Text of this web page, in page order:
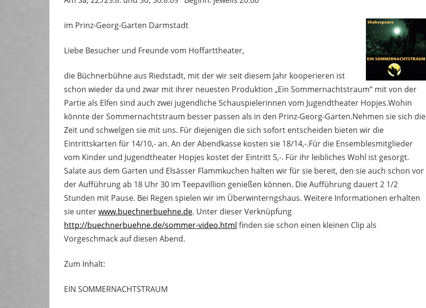
im Prinz-Georg-Garten Darmstadt
Liebe Besucher und Freunde vom Hoffarttheater,
die Büchnerbühne aus Riedstadt, mit der wir seit diesem Jahr kooperieren ist
schon wieder da und zwar mit ihrer neuesten Produktion „Ein Sommernachtstraum“ mit von der
Partie als Elfen sind auch zwei jugendliche Schauspielerinnen vom Jugendtheater Hopjes.Wohin
könnte der Sommernachtstraum besser passen als in den Prinz-Georg-Garten.Nehmen sie sich die
Zeit und schwelgen sie mit uns. Für diejenigen die sich sofort entscheiden bieten wir die
Eintrittskarten für 14/10,- an. An der Abendkasse kosten sie 18/14,-.Für die Ensemblesmitglieder
vom Kinder und Jugendtheater Hopjes kostet der Eintritt 5,-. Für ihr leibliches Wohl ist gesorgt.
Salate aus dem Garten und Elsässer Flammkuchen halten wir für sie bereit, den sie auch schon vor
der Aufführung ab 18 Uhr 30 im Teepavillion genießen können. Die Aufführung dauert 2 1/2
Stunden mit Pause. Bei Regen spielen wir im Überwinterngshaus. Weitere Informationen erhalten
sie unterwww.buechnerbuehne.de. Unter dieser Verknüpfung
http://buechnerbuehne.de/sommer-video.html finden sie schon einen kleinen Clip als
Vorgeschmack auf diesen Abend.
Zum Inhalt:
EIN SOMMERNACHTSTRAUM